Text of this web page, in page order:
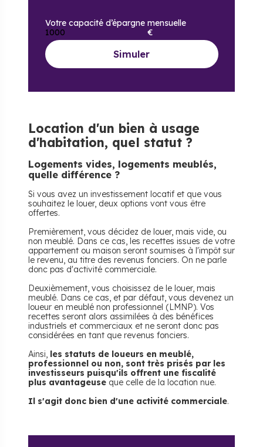
Votre capacité d’épargne mensuelle
€
Simuler
Location d'un bien à usage
d'habitation, quel statut ?
Logements vides, logements meublés,
quelle différence ?
Si vous avez un investissement locatif et que vous
souhaitez le louer, deux options vont vous être
offertes.
Premièrement, vous décidez de louer, mais vide, ou
non meublé. Dans ce cas, les recettes issues de votre
appartement ou maison seront soumises à l'impôt sur
le revenu, au titre des revenus fonciers. On ne parle
donc pas d'activité commerciale.
Deuxièmement, vous choisissez de le louer, mais
meublé. Dans ce cas, et par défaut, vous devenez un
loueur en meublé non professionnel (LMNP). Vos
recettes seront alors assimilées à des bénéfices
industriels et commerciaux et ne seront donc pas
considérées en tant que revenus fonciers.
Ainsi, les statuts de loueurs en meublé,
professionnel ou non, sont très prisés par les
investisseurs puisqu'ils offrent une fiscalité
plus avantageuse que celle de la location nue.
Il s'agit donc bien d'une activité commerciale.